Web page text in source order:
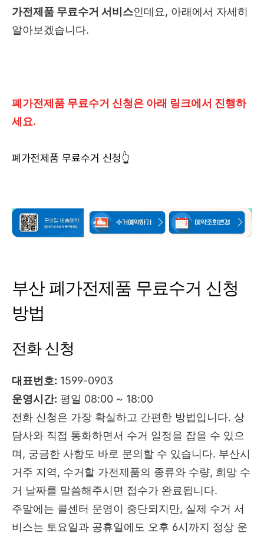
가전제품 무료수거 서비스인데요, 아래에서 자세히
알아보겠습니다.
폐가전제품 무료수거 신청은 아래 링크에서 진행하
세요.
폐가전제품 무료수거 신청👆
부산 폐가전제품 무료수거 신청
방법
전화 신청
대표번호: 1599-0903
운영시간: 평일 08:00 ~ 18:00
전화 신청은 가장 확실하고 간편한 방법입니다. 상
담사와 직접 통화하면서 수거 일정을 잡을 수 있으
며, 궁금한 사항도 바로 문의할 수 있습니다. 부산시
거주 지역, 수거할 가전제품의 종류와 수량, 희망 수
거 날짜를 말씀해주시면 접수가 완료됩니다.
주말에는 콜센터 운영이 중단되지만, 실제 수거 서
비스는 토요일과 공휴일에도 오후 6시까지 정상 운